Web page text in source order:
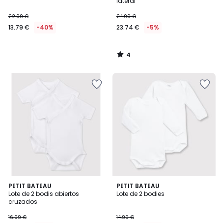
22.99 €
13.79 € -40%
24.99 €
23.74 € -5%
4
/
PETIT BATEAU
Lote de 2 bodis abiertos
cruzados
16.99 €
PETIT BATEAU
Lote de 2 bodies
14.99 €
5
/